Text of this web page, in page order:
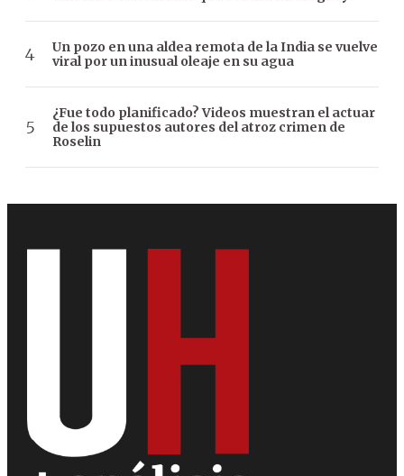
Un pozo en una aldea remota de la India se vuelve
viral por un inusual oleaje en su agua
¿Fue todo planificado? Videos muestran el actuar
de los supuestos autores del atroz crimen de
Roselin